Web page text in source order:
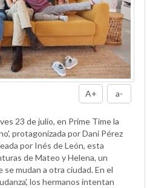
A+ a-
23 de julio, en Prime Time la
protagonizada por Dani Pérez
por Inés de León, esta
de Mateo y Helena, un
mudan a otra ciudad. En el
los hermanos intentan